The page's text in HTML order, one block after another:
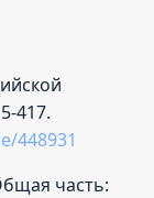
417.
448931
часть: